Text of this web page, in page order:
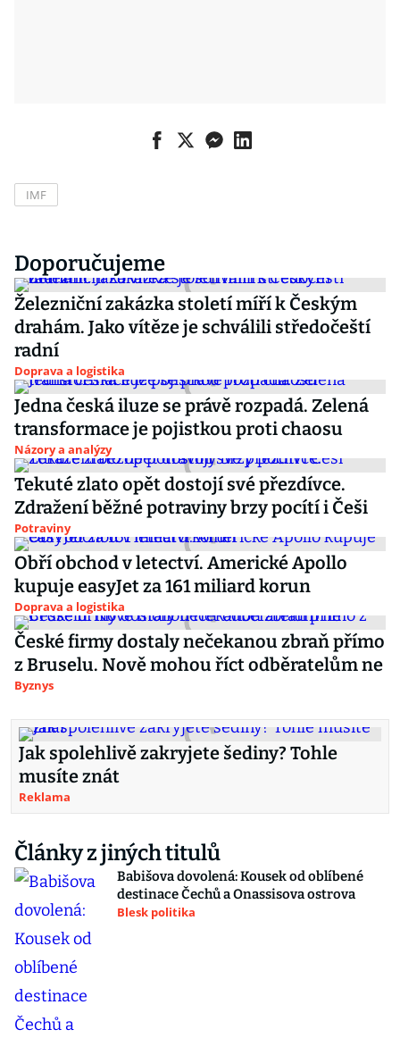
IMF
Doporučujeme
Železniční zakázka století míří k Českým
drahám. Jako vítěze je schválili středočeští
radní
Doprava a logistika
Jedna česká iluze se právě rozpadá. Zelená
transformace je pojistkou proti chaosu
Názory a analýzy
Tekuté zlato opět dostojí své přezdívce.
Zdražení běžné potraviny brzy pocítí i Češi
Potraviny
Obří obchod v letectví. Americké Apollo
kupuje easyJet za 161 miliard korun
Doprava a logistika
České firmy dostaly nečekanou zbraň přímo
z Bruselu. Nově mohou říct odběratelům ne
Byznys
Jak spolehlivě zakryjete šediny? Tohle
musíte znát
Reklama
Články z jiných titulů
Babišova dovolená: Kousek od oblíbené
destinace Čechů a Onassisova ostrova
Blesk politika